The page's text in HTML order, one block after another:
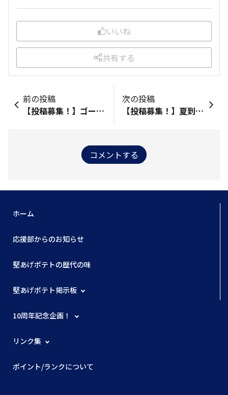
いいね
共有する
前の投稿
【投稿募集！】ゴールデンウィークは堅あげポテトと何をする？？
次の投稿
【投稿募集！】夏到来！堅あげポテトとどこへ行きたい？
コメントする
ホーム
応援部からのお知らせ
堅あげポテトの歴代の味
堅あげポテト掲示板
10周年記念企画！
リンク集
ポイント/ランクについて